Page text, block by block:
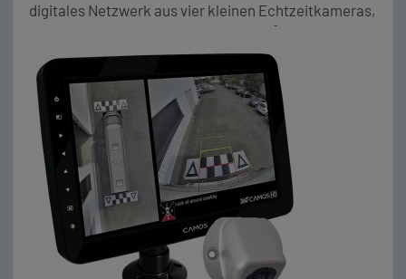
digitales Netzwerk aus vier kleinen Echtzeitkameras,
Ihnen den perfekten Rundumblick. Zum Beispiel beim
Einparken: Dank der fotorealistischen Sicht aus der
Vogelperspektive haben Sie selbst
Straßenmarkierungen und […]